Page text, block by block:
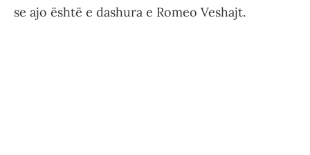
se ajo është e dashura e Romeo Veshajt.